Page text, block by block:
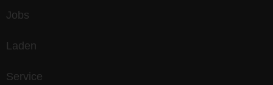
Jobs
Laden
Service